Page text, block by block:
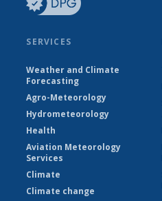
SERVICES
Weather and Climate
Forecasting
Agro-Meteorology
Hydrometeorology
Health
Aviation Meteorology
Services
Climate
Climate change